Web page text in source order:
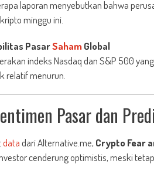
laporan menyebutkan bahwa
minggu ini.
PasarSahamGlobal
indeks Nasdaq dan S&P 500
relatif menurun.
Pasar dan
datadari Alternative.me, Crypto Fear
cenderung optimistis, meski